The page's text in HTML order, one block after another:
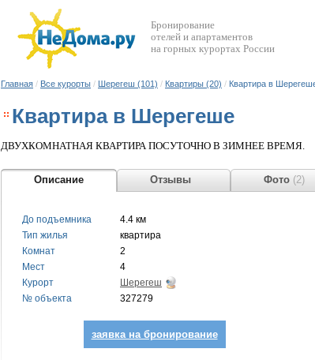
Бронирование
отелей и апартаментов
на горных курортах России
Главная / Все курорты / Шерегеш (101) / Квартиры (20) / Квартира в
Квартира в Шерегеше
ДВУХКОМНАТНАЯ КВАРТИРА ПОСУТОЧНО В ЗИМНЕЕ ВРЕМЯ.
Описание Отзывы Фото (2)
До подъемника
4.4 км
Тип жилья
квартира
Комнат
2
Мест
4
Курорт
Шерегеш
№ объекта
327279
заявка на бронирование